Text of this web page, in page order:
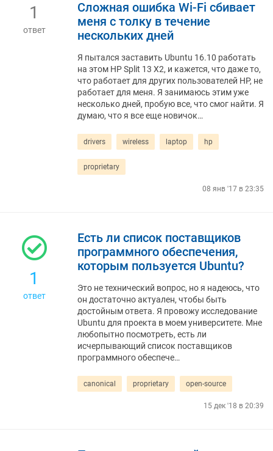
1
ответ
Сложная ошибка Wi-Fi сбивает
меня с толку в течение
нескольких дней
Я пытался заставить Ubuntu 16.10 работать
на этом HP Split 13 X2, и кажется, что даже то,
что работает для других пользователей HP, не
работает для меня. Я занимаюсь этим уже
несколько дней, пробую все, что смог найти. Я
думаю, что я все еще новичок…
drivers wireless laptop hp
proprietary
08 янв '17 в 23:35
1
ответ
Есть ли список поставщиков
программного обеспечения,
которым пользуется Ubuntu?
Это не технический вопрос, но я надеюсь, что
он достаточно актуален, чтобы быть
достойным ответа. Я провожу исследование
Ubuntu для проекта в моем университете. Мне
любопытно посмотреть, есть ли
исчерпывающий список поставщиков
программного обеспече…
canonical proprietary open-source
15 дек '18 в 20:39